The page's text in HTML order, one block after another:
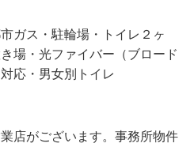
ガス・駐輪場・トイレ２ヶ
場・光ファイバー（ブロード
応・男女別トイレ
店がございます。事務所物件